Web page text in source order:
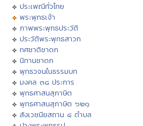
ประเพณีทั่วไทย
พระพุทธเจ้า
ภาพพระพุทธประวัติ
ประวัติพระพุทธสาวก
ทศชาติชาดก
นิทานชาดก
พุทธวจนในธรรมบท
มงคล ๓๘ ประการ
พุทธศาสนสุภาษิต
พุทธศาสนสุภาษิต ๖๒๑
สังเวชนียสถาน ๔ ตำบล